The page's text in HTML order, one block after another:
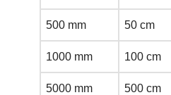
500 mm 50 cm
1000 mm 100 cm
5000 mm 500 cm